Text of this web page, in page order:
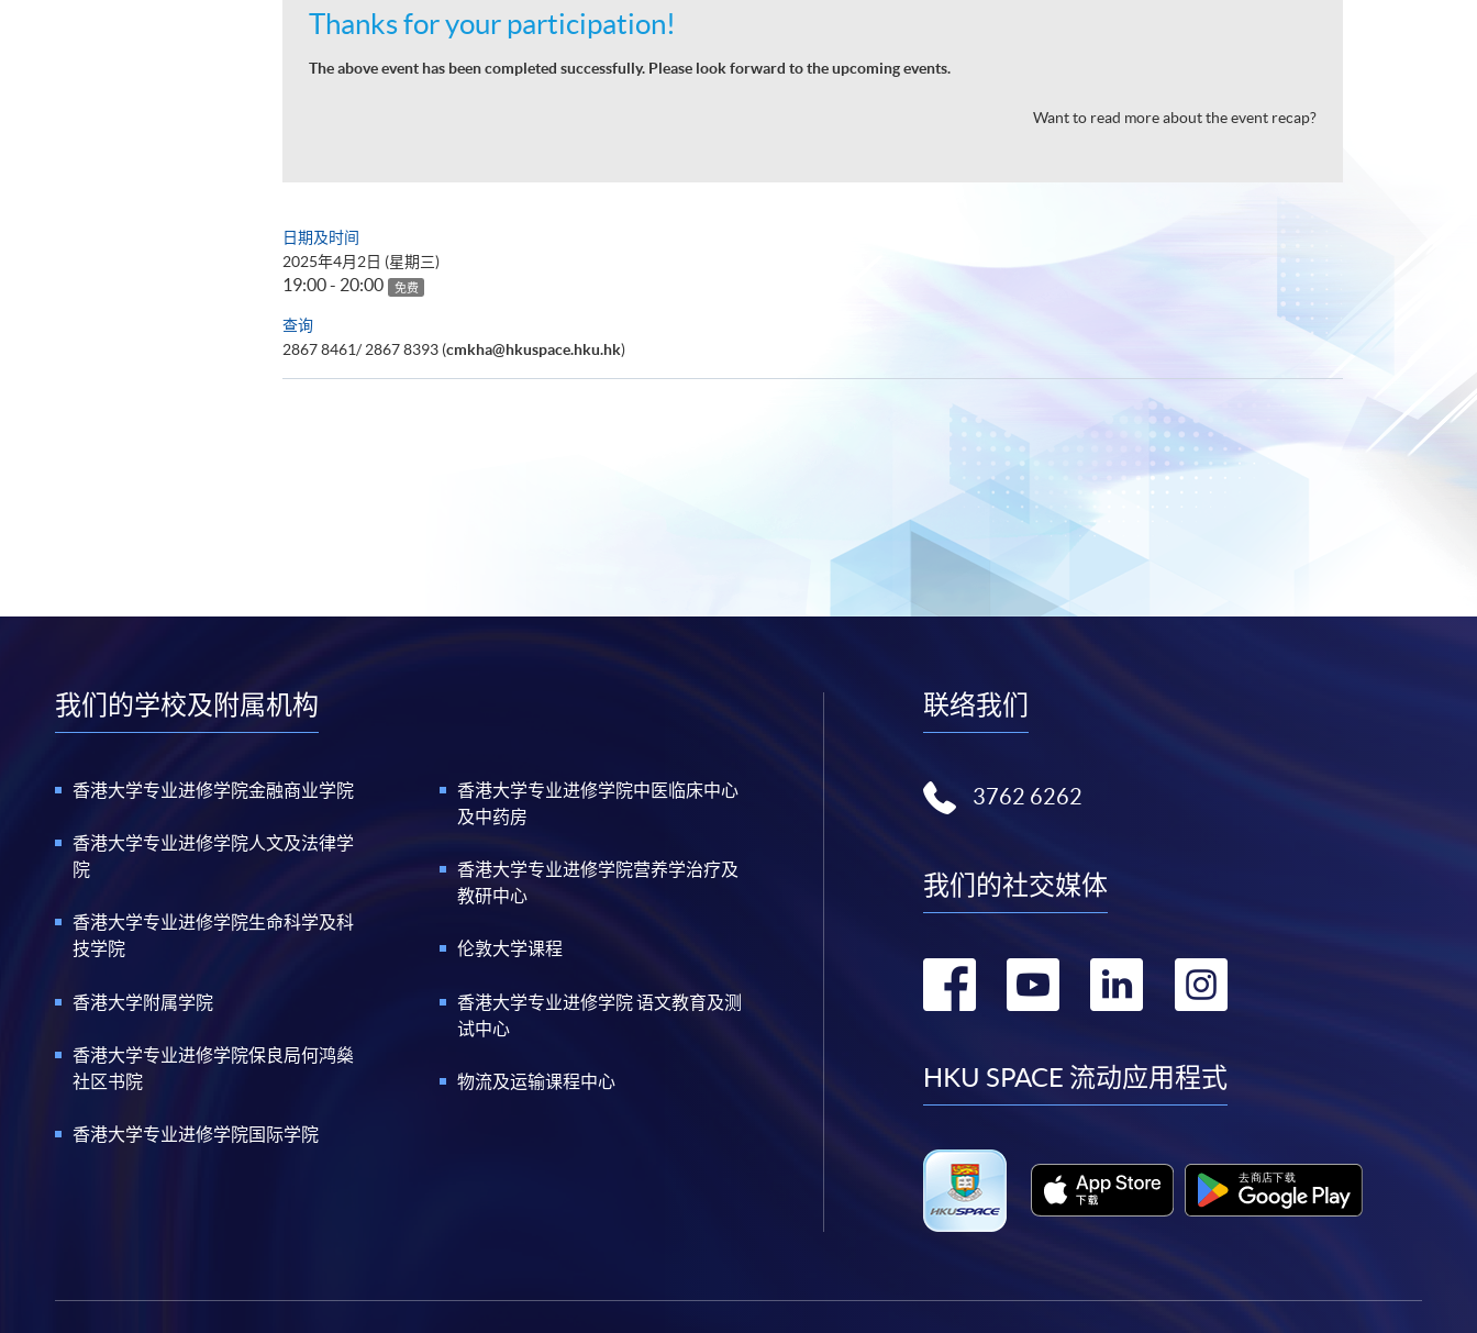
Thanks for your participation!
The above event has been completed successfully. Please look forward to the upcoming events.
Want to read more about the event recap?
日期及时间
2025年4月2日 (星期三)
19:00 - 20:00 免费
查询
2867 8461/ 2867 8393 (cmkha@hkuspace.hku.hk)
我们的学校及附属机构
香港大学专业进修学院金融商业学院
香港大学专业进修学院人文及法律学
院
香港大学专业进修学院生命科学及科
技学院
香港大学附属学院
香港大学专业进修学院保良局何鸿燊
社区书院
香港大学专业进修学院国际学院
香港大学专业进修学院中医临床中心
及中药房
香港大学专业进修学院营养学治疗及
教研中心
伦敦大学课程
香港大学专业进修学院 语文教育及测
试中心
物流及运输课程中心
联络我们
3762 6262
我们的社交媒体
转
facebook
转
youtube
转
linkedin
转
instagram
HKU SPACE 流动应用程式